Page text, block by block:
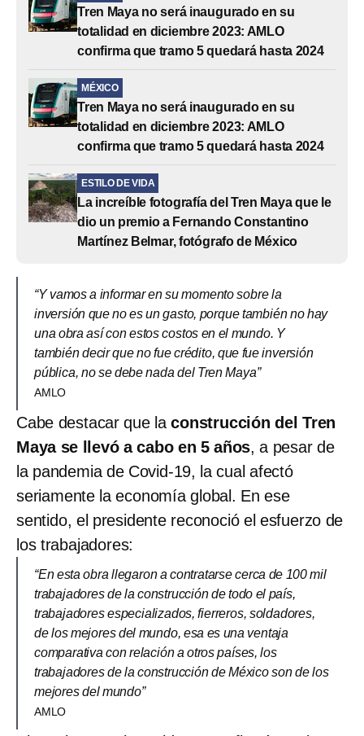
Tren Maya no será inaugurado en su
totalidad en diciembre 2023: AMLO
confirma que tramo 5 quedará hasta 2024
MÉXICO
Tren Maya no será inaugurado en su
totalidad en diciembre 2023: AMLO
confirma que tramo 5 quedará hasta 2024
ESTILO DE VIDA
La increíble fotografía del Tren Maya que le
dio un premio a Fernando Constantino
Martínez Belmar, fotógrafo de México
“Y vamos a informar en su momento sobre la
inversión que no es un gasto, porque también no hay
una obra así con estos costos en el mundo. Y
también decir que no fue crédito, que fue inversión
pública, no se debe nada del Tren Maya”
AMLO
Cabe destacar que laconstrucción del Tren
Maya se llevó a cabo en 5 años, a pesar de
la pandemia de Covid-19, la cual afectó
seriamente la economía global. En ese
sentido, el presidente reconoció el esfuerzo de
los trabajadores:
“En esta obra llegaron a contratarse cerca de 100 mil
trabajadores de la construcción de todo el país,
trabajadores especializados, fierreros, soldadores,
de los mejores del mundo, esa es una ventaja
comparativa con relación a otros países, los
trabajadores de la construcción de México son de los
mejores del mundo”
AMLO